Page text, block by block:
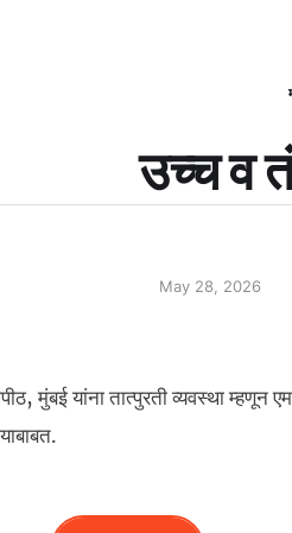
उच्च व
May 28, 2026
मुंबई यांना तात्पुरती व्यवस्था